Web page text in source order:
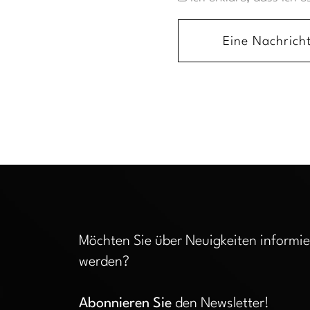
Eine
Möchten Sie über Neuigkeiten
werden?
Abonnieren Sie den Newsletter!